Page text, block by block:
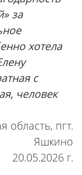
за
хотела
с
человек
область, пгт.
Яшкино
20.05.2026 г.